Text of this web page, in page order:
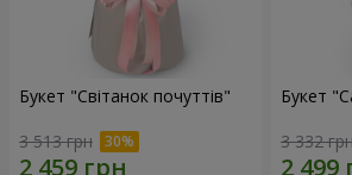
Букет "Світанок почуттів"
3 513 грн
Букет
3 332